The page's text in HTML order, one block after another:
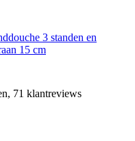
3 standen en
15 cm
71 klantreviews